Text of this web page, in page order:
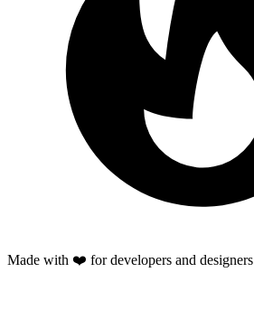
Made with ❤️ for developers and designers